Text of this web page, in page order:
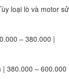
loại lò và motor sử
– 380.000 |
380.000 – 600.000